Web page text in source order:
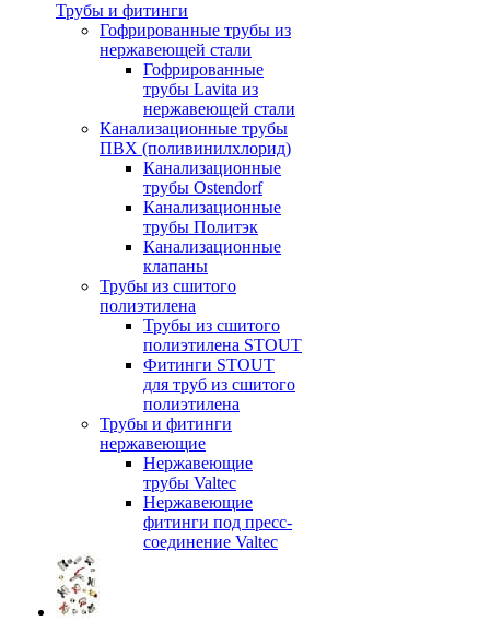
Трубы и фитинги
Гофрированные трубы из
нержавеющей стали
Гофрированные
трубы Lavita из
нержавеющей стали
Канализационные трубы
ПВХ (поливинилхлорид)
Канализационные
трубы Ostendorf
Канализационные
трубы Политэк
Канализационные
клапаны
Трубы из сшитого
полиэтилена
Трубы из сшитого
полиэтилена STOUT
Фитинги STOUT
для труб из сшитого
полиэтилена
Трубы и фитинги
нержавеющие
Нержавеющие
трубы Valtec
Нержавеющие
фитинги под пресс-
соединение Valtec